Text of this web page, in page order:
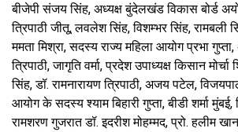
बीजेपी संजय सिंह, अध्यक्ष बुंदेलखंड विकास बोर्ड
त्रिपाठी जीतू, लवलेश सिंह, विशम्भर सिंह, रामबली
ममता मिश्रा, सदस्य राज्य महिला आयोग प्रभा
त्रिपाठी, जागृति वर्मा, प्रदेश उपाध्यक्ष किसान
सिंह, डॉ. रामनारायण त्रिपाठी, अजय पटेल,
आयोग के सदस्य श्याम बिहारी गुप्ता, बीडी शर्मा
रामशरण गुजरात डॉ. इदरीश मोहम्मद, प्रो. हलीम